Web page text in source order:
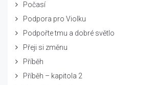
Počasí
Podpora pro Violku
Podpořte tmu a dobré světlo
Přeji si změnu
Příběh
Příběh – kapitola 2